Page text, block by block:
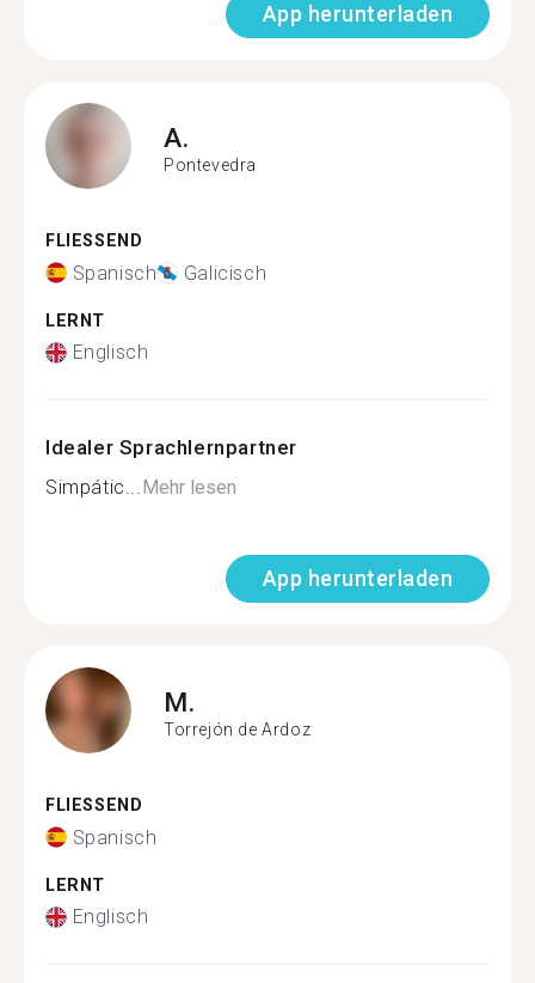
App herunterladen
A.
Pontevedra
FLIESSEND
Spanisch Galicisch
LERNT
Englisch
Idealer Sprachlernpartner
Simpátic...Mehr lesen
App herunterladen
M.
Torrejón de Ardoz
FLIESSEND
Spanisch
LERNT
Englisch